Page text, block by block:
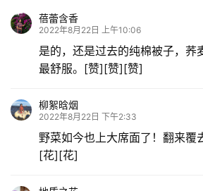
蓓蕾含香
2022年8月22日 上午10:06
是的，还是过去的纯棉被子，荞
最舒服。[赞][赞][赞]
柳絮晗烟
2022年8月22日 下午2:33
野菜如今也上大席面了！翻来覆
[花][花]